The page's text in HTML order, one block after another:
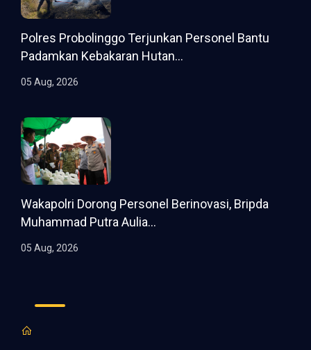
Polres Probolinggo Terjunkan Personel Bantu
Padamkan Kebakaran Hutan...
05 Aug, 2026
Wakapolri Dorong Personel Berinovasi, Bripda
Muhammad Putra Aulia...
05 Aug, 2026